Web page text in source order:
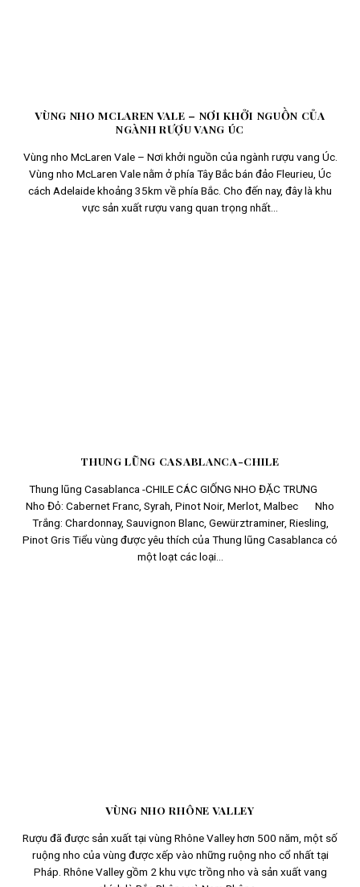
VÙNG NHO MCLAREN VALE – NƠI KHỞI NGUỒN CỦA
NGÀNH RƯỢU VANG ÚC
Vùng nho McLaren Vale – Nơi khởi nguồn của ngành rượu vang Úc.
Vùng nho McLaren Vale nằm ở phía Tây Bắc bán đảo Fleurieu, Úc
cách Adelaide khoảng 35km về phía Bắc. Cho đến nay, đây là khu
vực sản xuất rượu vang quan trọng nhất...
THUNG LŨNG CASABLANCA-CHILE
Thung lũng Casablanca -CHILE CÁC GIỐNG NHO ĐẶC TRƯNG
Nho Đỏ: Cabernet Franc, Syrah, Pinot Noir, Merlot, Malbec Nho
Trắng: Chardonnay, Sauvignon Blanc, Gewürztraminer, Riesling,
Pinot Gris Tiểu vùng được yêu thích của Thung lũng Casablanca có
một loạt các loại...
VÙNG NHO RHÔNE VALLEY
Rượu đã được sản xuất tại vùng Rhône Valley hơn 500 năm, một số
ruộng nho của vùng được xếp vào những ruộng nho cổ nhất tại
Pháp. Rhône Valley gồm 2 khu vực trồng nho và sản xuất vang